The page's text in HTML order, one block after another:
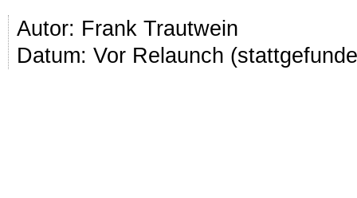
Autor: Frank Trautwein
Datum: Vor Relaunch